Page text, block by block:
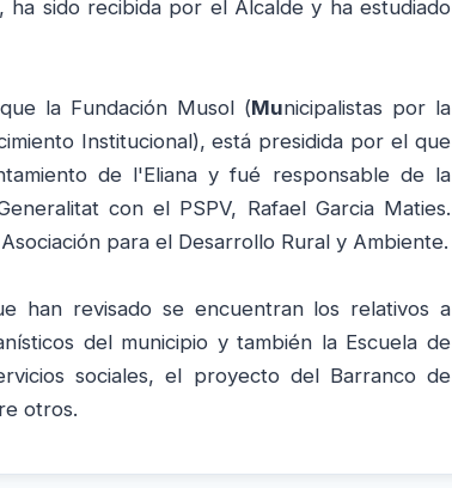
ha sido recibida por el Alcalde y ha estudiado
la Fundación Musol (Municipalistas por la
Institucional), está presidida por el que
de l'Eliana y fué responsable de la
con el PSPV, Rafael Garcia Maties.
para el Desarrollo Rural y Ambiente.
han revisado se encuentran los relativos a
del municipio y también la Escuela de
sociales, el proyecto del Barranco de
otros.